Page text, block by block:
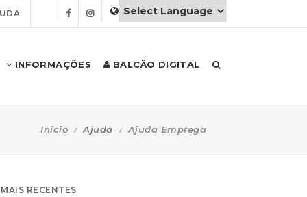
INFORMAÇÕES BALCÃO DIGITAL
Início Ajuda Ajuda Emprega
MAIS RECENTES